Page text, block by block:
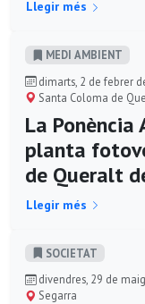
Llegir més
MEDI AMBIENT
dimarts, 2 de febrer
Santa Coloma de
La
planta
de Queralt
Llegir més
SOCIETAT
divendres, 29 de
Segarra